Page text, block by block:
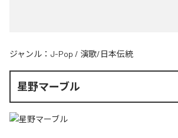
ジャンル： J-Pop / 演歌/日本伝統
星野マーブル